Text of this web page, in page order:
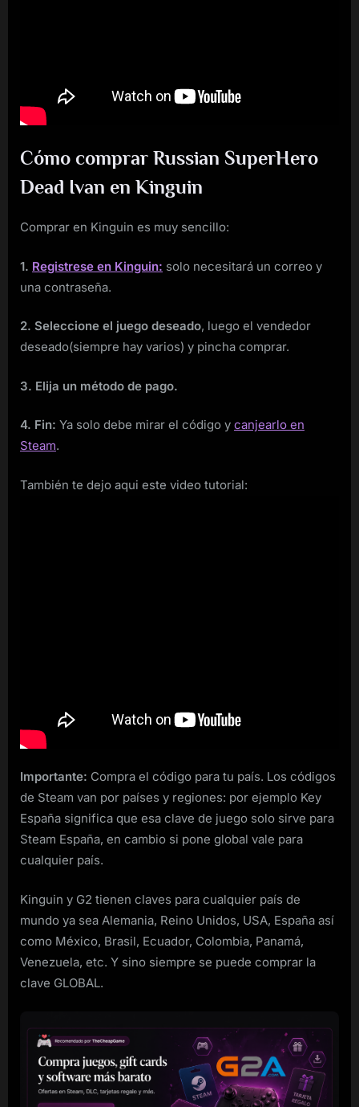
Cómo comprar Russian SuperHero
Dead Ivan en Kinguin
Comprar en Kinguin es muy sencillo:
1. Registrese en Kinguin: solo necesitará un correo y
una contraseña.
2. Seleccione el juego deseado, luego el vendedor
deseado(siempre hay varios) y pincha comprar.
3. Elija un método de pago.
4. Fin: Ya solo debe mirar el código y canjearlo en
Steam.
También te dejo aqui este video tutorial:
Importante: Compra el código para tu país. Los códigos
de Steam van por países y regiones: por ejemplo Key
España significa que esa clave de juego solo sirve para
Steam España, en cambio si pone global vale para
cualquier país.
Kinguin y G2 tienen claves para cualquier país de
mundo ya sea Alemania, Reino Unidos, USA, España así
como México, Brasil, Ecuador, Colombia, Panamá,
Venezuela, etc. Y sino siempre se puede comprar la
clave GLOBAL.